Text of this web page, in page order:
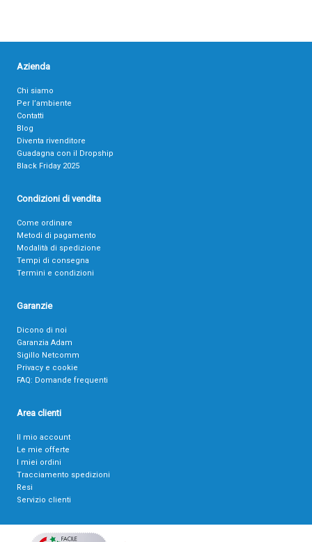
Azienda
Chi siamo
Per l’ambiente
Contatti
Blog
Diventa rivenditore
Guadagna con il Dropship
Black Friday 2025
Condizioni di vendita
Come ordinare
Metodi di pagamento
Modalità di spedizione
Tempi di consegna
Termini e condizioni
Garanzie
Dicono di noi
Garanzia Adam
Sigillo Netcomm
Privacy e cookie
FAQ: Domande frequenti
Area clienti
Il mio account
Le mie offerte
I miei ordini
Tracciamento spedizioni
Resi
Servizio clienti